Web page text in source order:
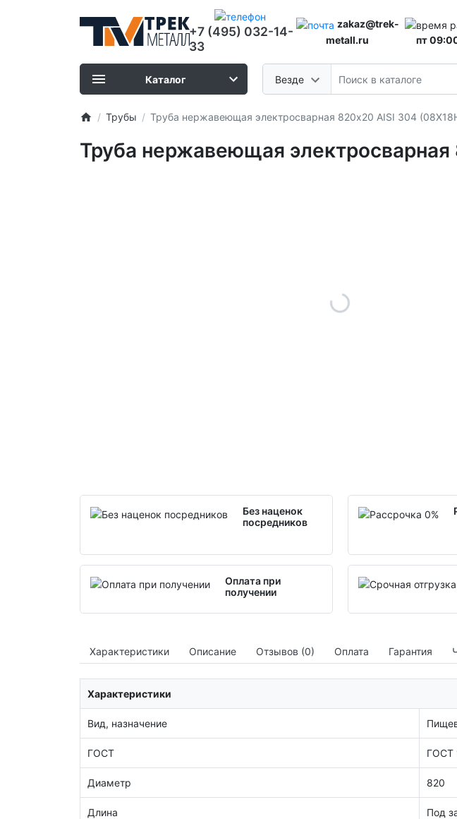
+7 (495) 032-14-
33
zakaz@trek-
metall.ru
пт
Везде
Каталог
Трубы Труба нержавеющая электросварная 820х20 AISI 304
Труба нержавеющая
Без наценок
посредников
Оплата при
получении
Характеристики Описание Отзывов (0) Оплата Гарантия
Характеристики
Вид, назначение
ГОСТ ГОСТ
Диаметр 820
Длина Под